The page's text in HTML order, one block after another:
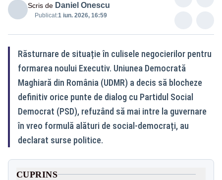
Scris de Daniel Onescu
Publicat:1 iun. 2026, 16:59
Răsturnare de situație în culisele negocierilor pentru
formarea noului Executiv. Uniunea Democrată
Maghiară din România (UDMR) a decis să blocheze
definitiv orice punte de dialog cu Partidul Social
Democrat (PSD), refuzând să mai intre la guvernare
în vreo formulă alături de social-democrați, au
declarat surse politice.
CUPRINS